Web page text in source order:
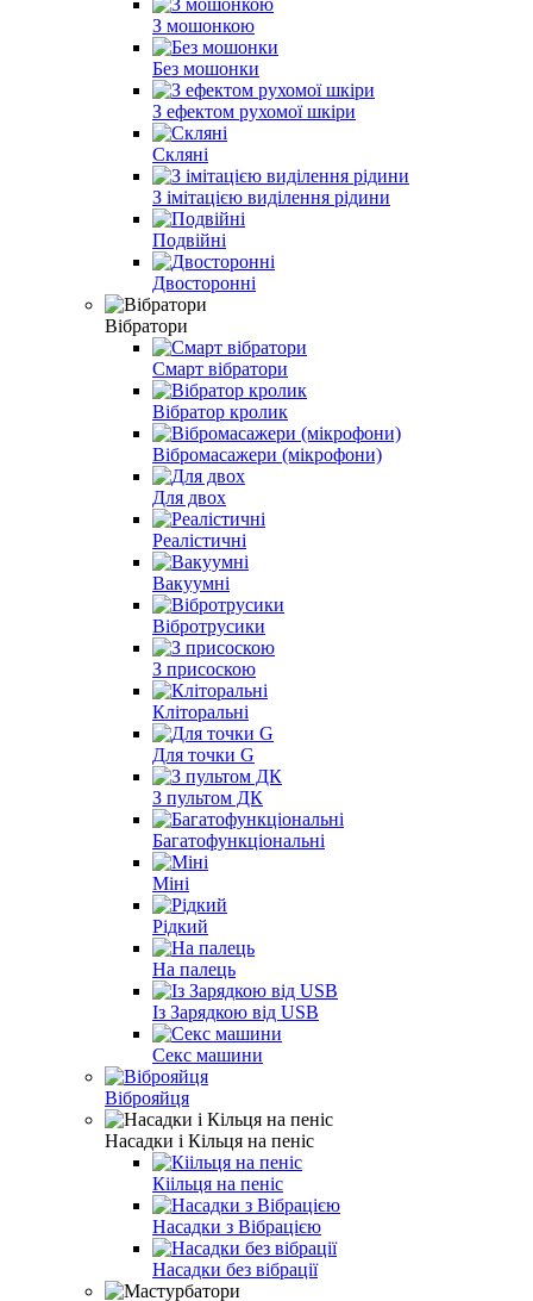
З мошонкою
Без мошонки
З ефектом рухомої шкіри
Скляні
З імітацією виділення рідини
Подвійні
Двосторонні
Вібратори
Смарт вібратори
Вібратор кролик
Вібромасажери (мікрофони)
Для двох
Реалістичні
Вакуумні
Вібротрусики
З присоскою
Кліторальні
Для точки G
З пультом ДК
Багатофункціональні
Міні
Рідкий
На палець
Із Зарядкою від USB
Секс машини
Віброяйця
Насадки і Кільця на пеніс
Кіільця на пеніс
Насадки з Вібрацією
Насадки без вібрації